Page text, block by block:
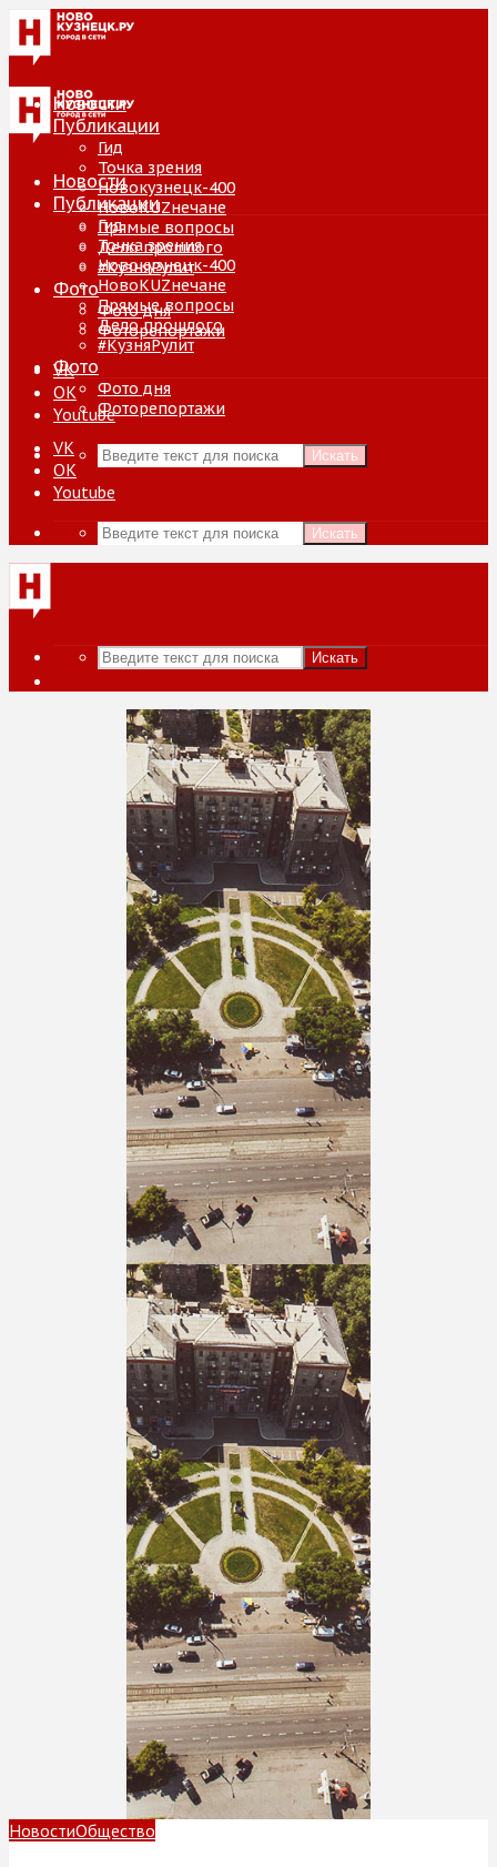
Новости
Публикации
Гид
Точка зрения
Новокузнецк-400
НовоKUZнечане
Прямые вопросы
Дело прошлого
#КузняРулит
Фото
Фото дня
Фоторепортажи
VK
ОК
Youtube
Искать
Новости
Публикации
Гид
Точка зрения
Новокузнецк-400
НовоKUZнечане
Прямые вопросы
Дело прошлого
#КузняРулит
Фото
Фото дня
Фоторепортажи
VK
ОК
Youtube
Искать
Искать
НовостиОбщество